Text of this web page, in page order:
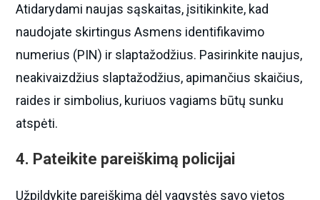
Atidarydami naujas sąskaitas, įsitikinkite, kad
naudojate skirtingus Asmens identifikavimo
numerius (PIN) ir slaptažodžius. Pasirinkite naujus,
neakivaizdžius slaptažodžius, apimančius skaičius,
raides ir simbolius, kuriuos vagiams būtų sunku
atspėti.
4. Pateikite pareiškimą policijai
Užpildykite pareiškimą dėl vagystės savo vietos